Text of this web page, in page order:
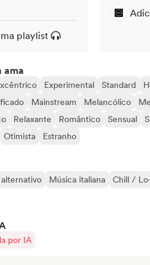
playlist
ama
Experimental Standard
Mainstream Melancólico
Relaxante Romântico Sensual
Otimista Estranho
Música italiana Chill /
por IA